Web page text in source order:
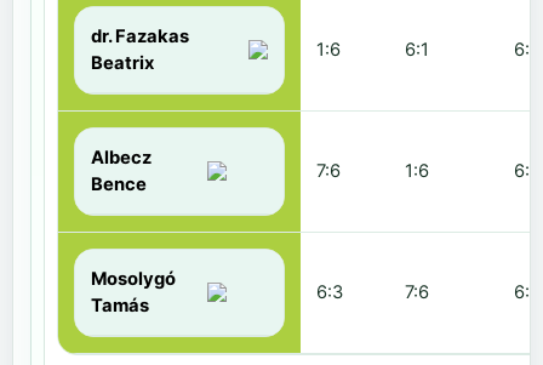
dr. Fazakas
Beatrix
1:6 6:1 6:0
Albecz
Bence
7:6 1:6 6:3
Mosolygó
Tamás
6:3 7:6 6:1